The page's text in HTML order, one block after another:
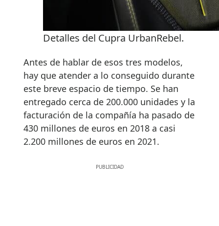
Detalles del Cupra UrbanRebel.
Antes de hablar de esos tres modelos,
hay que atender a lo conseguido durante
este breve espacio de tiempo. Se han
entregado cerca de 200.000 unidades y la
facturación de la compañía ha pasado de
430 millones de euros en 2018 a casi
2.200 millones de euros en 2021.